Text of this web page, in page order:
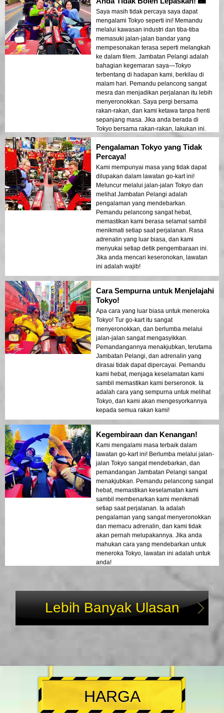
Saya masih tidak percaya saya dapat
mengalami Tokyo seperti ini! Memandu
melalui kawasan industri dan tiba-tiba
memasuki jalan-jalan bandar yang
mempesonakan terasa seperti melangkah
ke dalam filem. Jambatan Pelangi adalah
bahagian kegemaran saya—Tokyo
terbentang di hadapan kami, berkilau di
malam hari. Pemandu pelancong sangat
mesra dan menjadikan perjalanan itu lebih
menyeronokkan. Saya pergi bersama
rakan-rakan, dan kami ketawa tanpa henti
sepanjang masa. Jika anda berada di
Tokyo bersama rakan-rakan, lakukan ini.
Tiada penyesalan!
Pengalaman Tokyo yang Tidak
Percaya!
Kami mempunyai masa yang tidak dapat
dilupakan dalam lawatan go-kart ini!
Meluncur melalui jalan-jalan Tokyo dan
melihat Jambatan Pelangi adalah
pengalaman yang mendebarkan.
Pemandu pelancong sangat hebat,
memastikan kami berasa selamat sambil
menikmati setiap saat perjalanan. Rasa
adrenalin yang luar biasa, dan kami
menyukai setiap detik pengembaraan ini.
Jika anda mencari keseronokan, lawatan
ini adalah wajib!
Cara Sempurna untuk Menjelajahi
Tokyo!
Apa cara yang luar biasa untuk meneroka
Tokyo! Tur go-kart itu sangat
menyeronokkan, dan berlumba melalui
jalan-jalan sangat mengasyikkan.
Pemandangannya menakjubkan, terutama
Jambatan Pelangi, dan adrenalin yang
dirasai tidak dapat dipercayai. Pemandu
kami hebat, menjaga keselamatan kami
sambil memastikan kami berseronok. Ia
adalah cara yang sempurna untuk melihat
Tokyo, dan kami akan mengesyorkannya
kepada semua rakan kami!
Kegembiraan dan Kenangan!
Kami mengalami masa terbaik dalam
lawatan go-kart ini! Berlumba melalui jalan-
jalan Tokyo sangat mendebarkan, dan
pemandangan Jambatan Pelangi sangat
menakjubkan. Pemandu pelancong sangat
hebat, memastikan keselamatan kami
sambil membenarkan kami menikmati
setiap saat perjalanan. Ia adalah
pengalaman yang sangat menyeronokkan
dan memacu adrenalin, dan kami tidak
akan pernah melupakannya. Jika anda
mahukan cara yang mendebarkan untuk
meneroka Tokyo, lawatan ini adalah untuk
anda!
Lebih Banyak Ulasan
HARGA